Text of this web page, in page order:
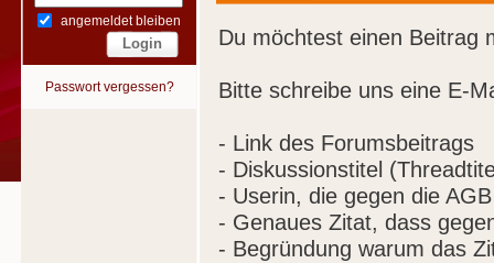
angemeldet bleiben
Passwort vergessen?
Du möchtest einen Beitrag
Bitte schreibe uns eine E-
- Link des Forumsbeitrags
- Diskussionstitel
- Userin, die gegen die
- Genaues Zitat, dass
- Begründung warum das